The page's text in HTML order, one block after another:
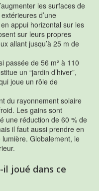
les surfaces de
d’une
appui horizontal sur les
sur leurs propres
allant jusqu’à 25 m de
passée de 56 m² à 110
un “jardin d’hiver”,
joue un rôle de
du rayonnement solaire
Les gains sont
une réduction de 60 % de
il faut aussi prendre en
lumière. Globalement, le
joué dans ce